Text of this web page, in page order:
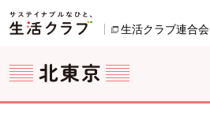
ページの先頭です。
生活クラブ連合会
ここからサイト内共通メニューです。
サイト内共通メニューをスキップする
サイト内共通メニューここまで。